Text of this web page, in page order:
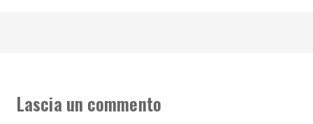
Lascia un commento